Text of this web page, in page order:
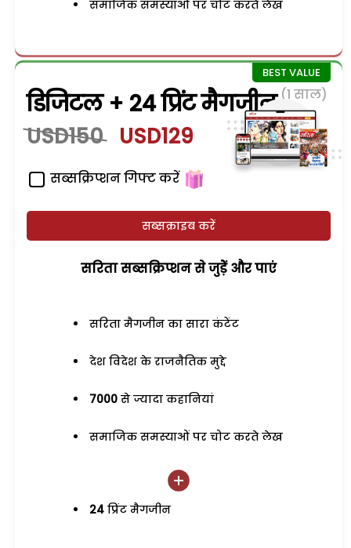
समाजिक समस्याओं पर चोट करते लेख
डिजिटल + 24 प्रिंट मैगजीन (1 साल)
USD150 USD129
सब्सक्रिप्शन गिफ्ट करें
सब्सक्राइब करें
सरिता सब्सक्रिप्शन से जुड़ेें और पाएं
सरिता मैगजीन का सारा कंटेंट
देश विदेश के राजनैतिक मुद्दे
7000 से ज्यादा कहानियां
समाजिक समस्याओं पर चोट करते लेख
24 प्रिंट मैगजीन